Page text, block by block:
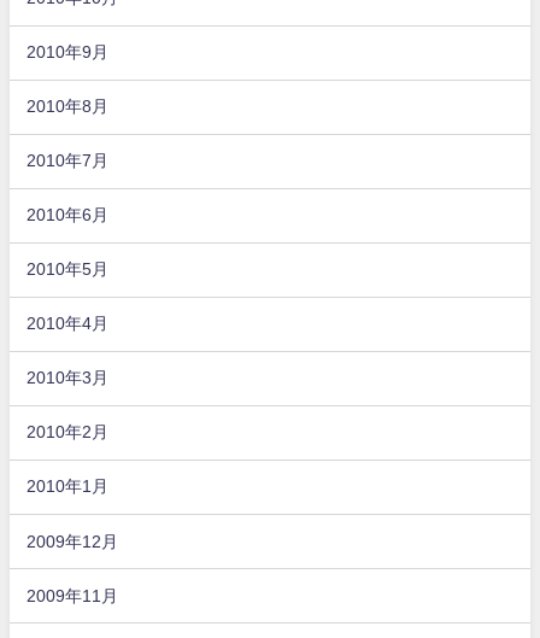
2010年9月
2010年8月
2010年7月
2010年6月
2010年5月
2010年4月
2010年3月
2010年2月
2010年1月
2009年12月
2009年11月